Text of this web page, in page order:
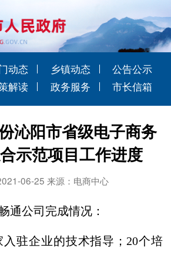
动态 乡镇动态
公告公示
解读 政务服务 市长信箱
沁阳市省级电子商务
示范项目工作进度
06-25 来源：电商中心
通公司完成情况：
入驻企业的技术指导；20个培